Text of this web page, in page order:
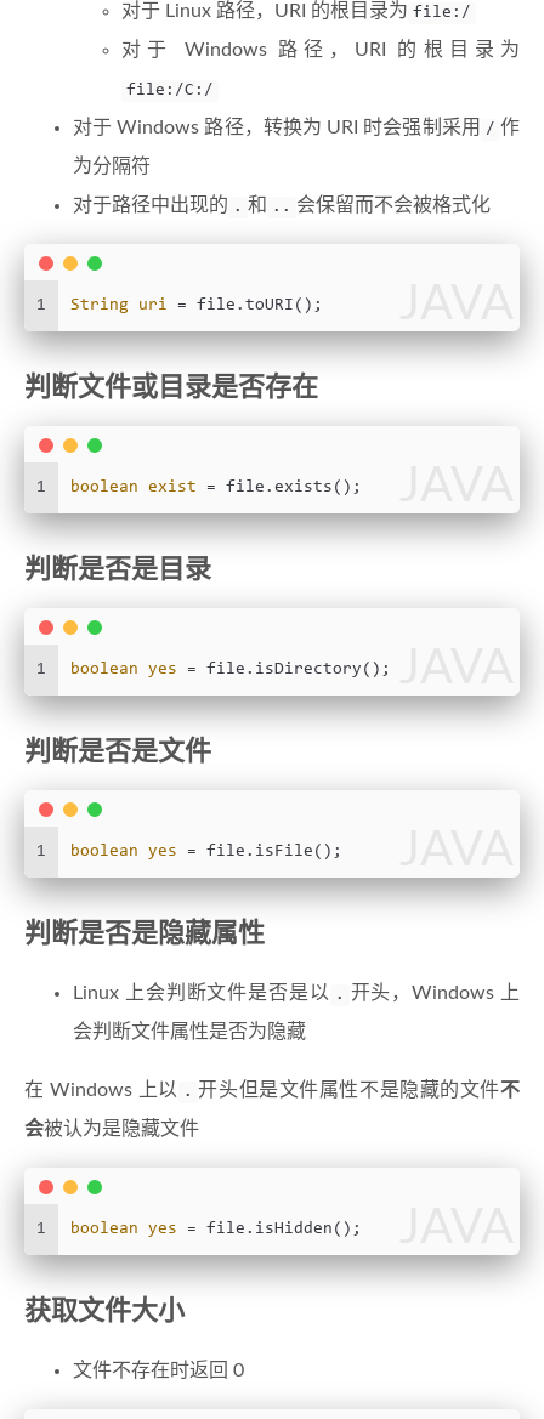
对于 Linux 路径，URI 的根目录为 file:/
对于 Windows 路径，URI 的根目录为
file:/C:/
对于 Windows 路径，转换为 URI 时会强制采用 / 作
为分隔符
对于路径中出现的 . 和 .. 会保留而不会被格式化
1 String uri = file.toURI();
判断文件或目录是否存在
1 boolean exist = file.exists();
判断是否是目录
1 boolean yes = file.isDirectory();
判断是否是文件
1 boolean yes = file.isFile();
判断是否是隐藏属性
Linux 上会判断文件是否是以 . 开头，Windows 上
会判断文件属性是否为隐藏
在 Windows 上以 . 开头但是文件属性不是隐藏的文件不
会被认为是隐藏文件
1 boolean yes = file.isHidden();
获取文件大小
文件不存在时返回 0